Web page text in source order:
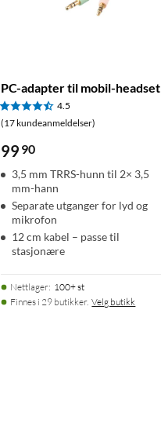
PC-adapter til mobil-headset
4.5
(17 kundeanmeldelser)
99 90
3,5 mm TRRS-hunn til 2× 3,5
mm-hann
Separate utganger for lyd og
mikrofon
12 cm kabel – passe til
stasjonære
Nettlager: 100+ st
Finnes i 29 butikker. Velg butikk